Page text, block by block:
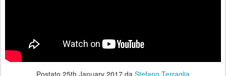
Postato 25th January 2017 da Stefano Terraglia